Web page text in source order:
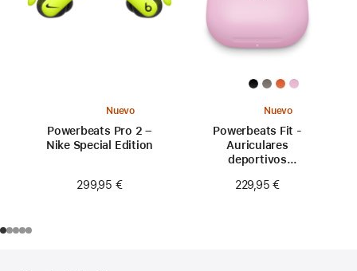
Nuevo
Powerbeats Pro 2 –
Nike Special Edition
299,95 €
Nuevo
Powerbeats Fit -
Auriculares
deportivos
ajuste seguro - Rosa
229,95 €